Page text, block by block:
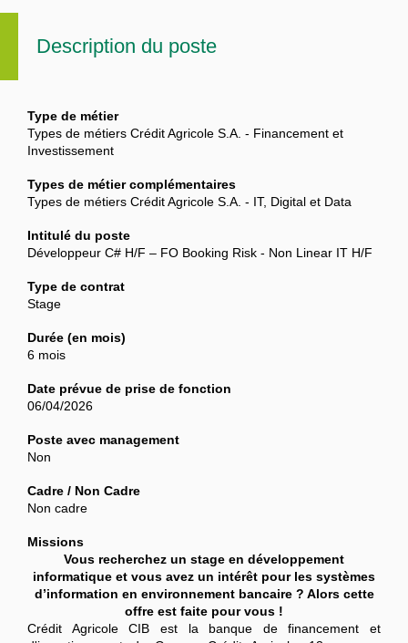
Description du poste
Type de métier
Types de métiers Crédit Agricole S.A. - Financement et
Investissement
Types de métier complémentaires
Types de métiers Crédit Agricole S.A. - IT, Digital et Data
Intitulé du poste
Développeur C# H/F – FO Booking Risk - Non Linear IT H/F
Type de contrat
Stage
Durée (en mois)
6 mois
Date prévue de prise de fonction
06/04/2026
Poste avec management
Non
Cadre / Non Cadre
Non cadre
Missions
Vous recherchez un stage en développement
informatique et vous avez un intérêt pour les systèmes
d’information en environnement bancaire ? Alors cette
offre est faite pour vous !
Crédit Agricole CIB est la banque de financement et